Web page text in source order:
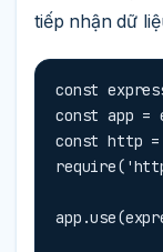
tiếp nhận dữ
const
const app =
const http =